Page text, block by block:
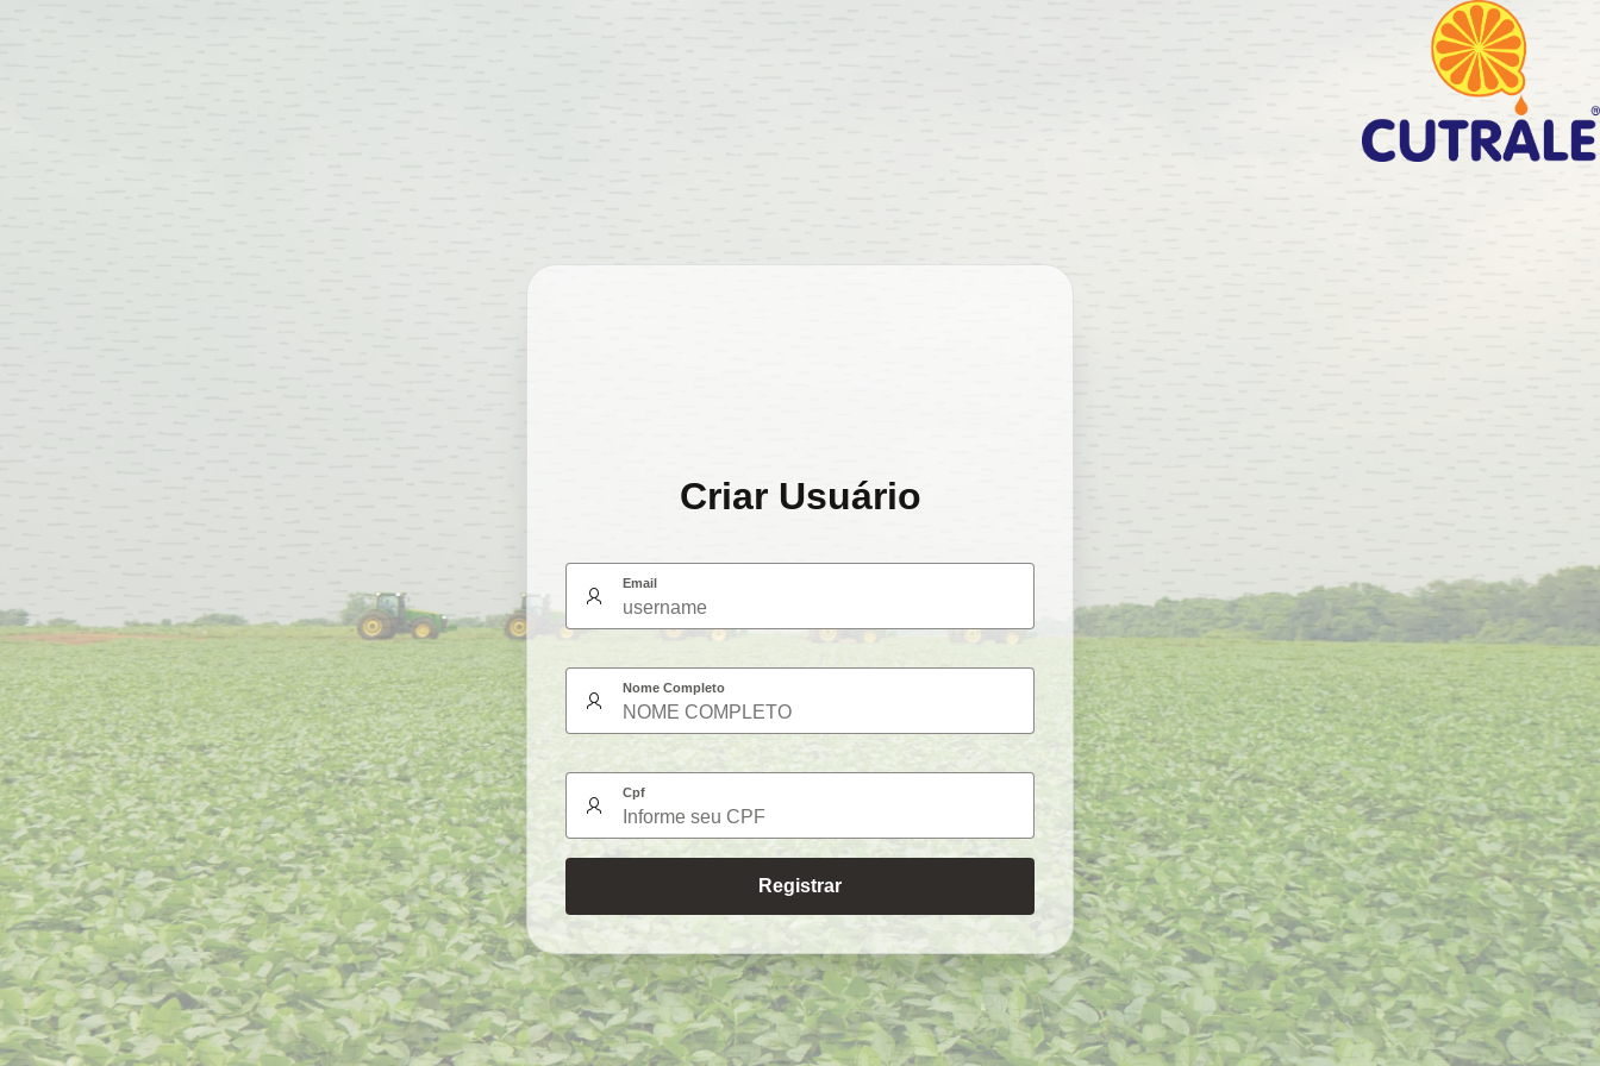
Criar Usuário
Email
Nome Completo
Cpf
Registrar